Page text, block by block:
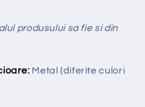
produsului sa fie si din
Metal (diferite culori